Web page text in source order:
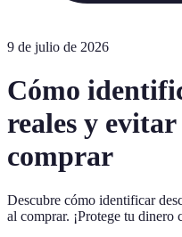
9 de julio de 2026
Cómo
reales y
comprar
Descubre cómo identificar
al comprar. ¡Protege tu dinero